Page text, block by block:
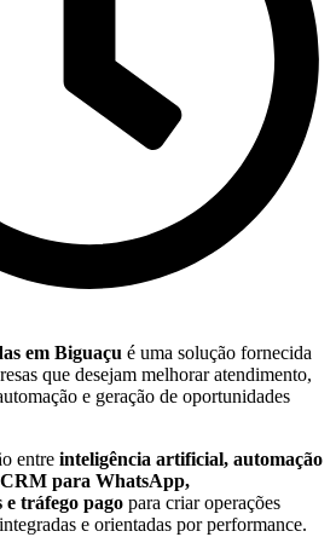
em Biguaçu é uma solução fornecida
que desejam melhorar atendimento,
e geração de oportunidades
entre inteligência artificial, automação
para WhatsApp,
e tráfego pago para criar operações
e orientadas por performance.